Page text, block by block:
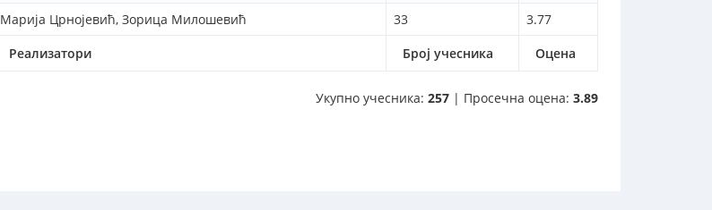
Реализатори Број учесника Оцена
Марија Црнојевић, Зорица Милошевић 33 3.77
Укупно учесника: 257 | Просечна оцена: 3.89